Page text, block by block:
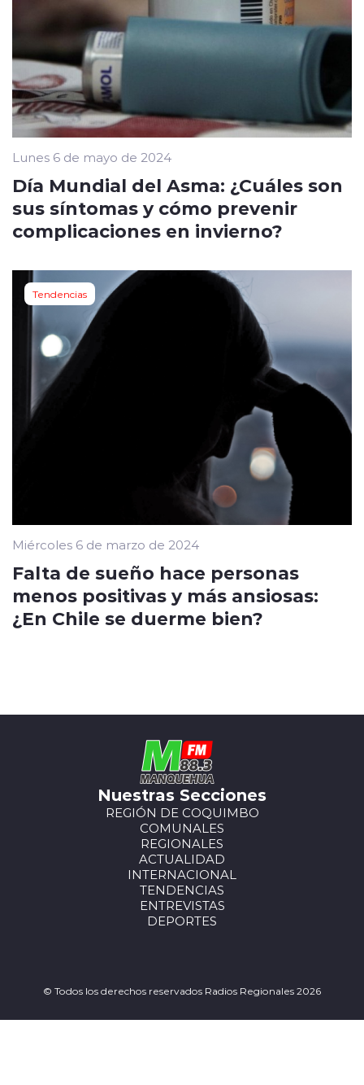
Lunes 6 de mayo de 2024
Día Mundial del Asma: ¿Cuáles son
sus síntomas y cómo prevenir
complicaciones en invierno?
Tendencias
Miércoles 6 de marzo de 2024
Falta de sueño hace personas
menos positivas y más ansiosas:
¿En Chile se duerme bien?
Nuestras Secciones
REGIÓN DE COQUIMBO
COMUNALES
REGIONALES
ACTUALIDAD
INTERNACIONAL
TENDENCIAS
ENTREVISTAS
DEPORTES
© Todos los derechos reservados Radios Regionales 2026